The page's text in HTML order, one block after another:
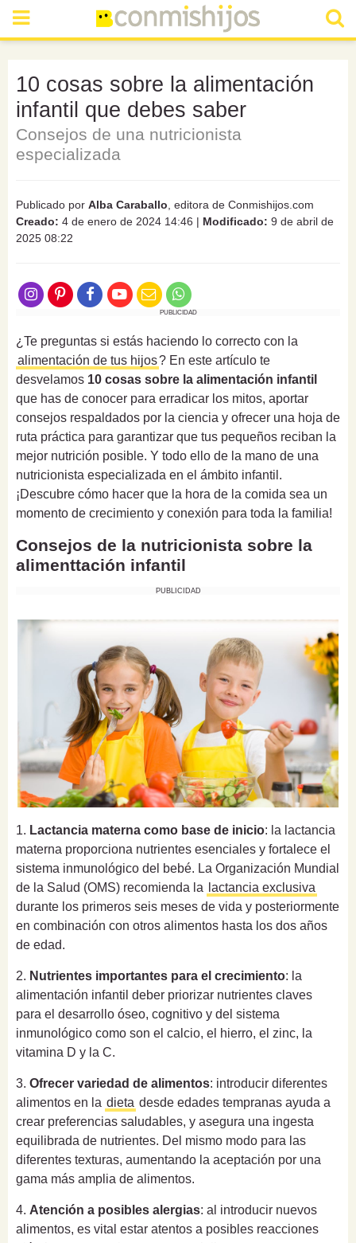
10 cosas sobre la alimentación
infantil que debes saber
Consejos de una nutricionista
especializada
Publicado por Alba Caraballo , editora de Conmishijos.com
Creado: 4 de enero de 2024 14:46 | Modificado: 9 de abril de
2025 08:22
PUBLICIDAD
¿Te preguntas si estás haciendo lo correcto con la
alimentación de tus hijos? En este artículo te
desvelamos 10 cosas sobre la alimentación infantil
que has de conocer para erradicar los mitos, aportar
consejos respaldados por la ciencia y ofrecer una hoja de
ruta práctica para garantizar que tus pequeños reciban la
mejor nutrición posible. Y todo ello de la mano de una
nutricionista especializada en el ámbito infantil.
¡Descubre cómo hacer que la hora de la comida sea un
momento de crecimiento y conexión para toda la familia!
Consejos de la nutricionista sobre la
alimenttación infantil
PUBLICIDAD
1. Lactancia materna como base de inicio: la lactancia
materna proporciona nutrientes esenciales y fortalece el
sistema inmunológico del bebé. La Organización Mundial
de la Salud (OMS) recomienda la
lactancia exclusiva
durante los primeros seis meses de vida y posteriormente
en combinación con otros alimentos hasta los dos años
de edad.
2. Nutrientes importantes para el crecimiento: la
alimentación infantil deber priorizar nutrientes claves
para el desarrollo óseo, cognitivo y del sistema
inmunológico como son el calcio, el hierro, el zinc, la
vitamina D y la C.
3. Ofrecer variedad de alimentos: introducir diferentes
alimentos en la dieta desde edades tempranas ayuda a
crear preferencias saludables, y asegura una ingesta
equilibrada de nutrientes. Del mismo modo para las
diferentes texturas, aumentando la aceptación por una
gama más amplia de alimentos.
4. Atención a posibles alergias: al introducir nuevos
alimentos, es vital estar atentos a posibles reacciones